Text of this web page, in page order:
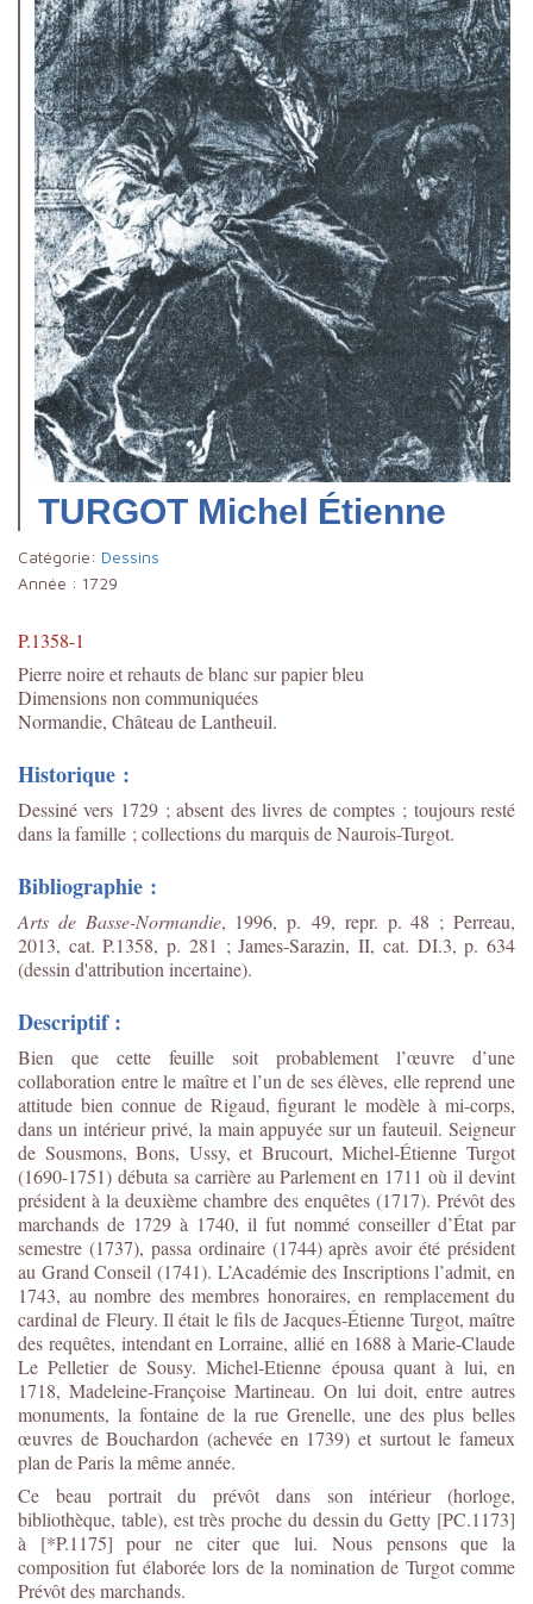
TURGOT Michel Étienne
Catégorie: Dessins
Année : 1729
P.1358-1
Pierre noire et rehauts de blanc sur papier bleu
Dimensions non communiquées
Normandie, Château de Lantheuil.
Historique :
Dessiné vers 1729 ; absent des livres de comptes ; toujours resté
dans la famille ; collections du marquis de Naurois-Turgot.
Bibliographie :
Arts de Basse-Normandie, 1996, p. 49, repr. p. 48 ; Perreau,
2013, cat. P.1358, p. 281 ; James-Sarazin, II, cat. DI.3, p. 634
(dessin d'attribution incertaine).
Descriptif :
Bien que cette feuille soit probablement l’œuvre d’une
collaboration entre le maître et l’un de ses élèves, elle reprend une
attitude bien connue de Rigaud, figurant le modèle à mi-corps,
dans un intérieur privé, la main appuyée sur un fauteuil. Seigneur
de Sousmons, Bons, Ussy, et Brucourt, Michel-Étienne Turgot
(1690-1751) débuta sa carrière au Parlement en 1711 où il devint
président à la deuxième chambre des enquêtes (1717). Prévôt des
marchands de 1729 à 1740, il fut nommé conseiller d’État par
semestre (1737), passa ordinaire (1744) après avoir été président
au Grand Conseil (1741). L’Académie des Inscriptions l’admit, en
1743, au nombre des membres honoraires, en remplacement du
cardinal de Fleury. Il était le fils de Jacques-Étienne Turgot, maître
des requêtes, intendant en Lorraine, allié en 1688 à Marie-Claude
Le Pelletier de Sousy. Michel-Etienne épousa quant à lui, en
1718, Madeleine-Françoise Martineau. On lui doit, entre autres
monuments, la fontaine de la rue Grenelle, une des plus belles
œuvres de Bouchardon (achevée en 1739) et surtout le fameux
plan de Paris la même année.
Ce beau portrait du prévôt dans son intérieur (horloge,
bibliothèque, table), est très proche du dessin du Getty [PC.1173]
à [*P.1175] pour ne citer que lui. Nous pensons que la
composition fut élaborée lors de la nomination de Turgot comme
Prévôt des marchands.